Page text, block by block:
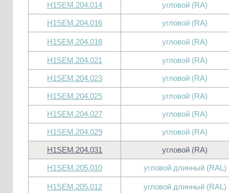
H1SEM.204.014 угловой (RA)
H1SEM.204.016 угловой (RA)
H1SEM.204.018 угловой (RA)
H1SEM.204.021 угловой (RA)
H1SEM.204.023 угловой (RA)
H1SEM.204.025 угловой (RA)
H1SEM.204.027 угловой (RA)
H1SEM.204.029 угловой (RA)
H1SEM.204.031 угловой (RA)
H1SEM.205.010 угловой длинный (RAL)
H1SEM.205.012 угловой длинный (RAL)